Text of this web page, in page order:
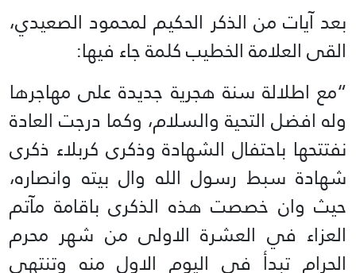
بعد آيات من الذكر الحكيم لمحمود الصعيدي،
القى العلامة الخطيب كلمة جاء فيها:
“مع اطلالة سنة هجرية جديدة على مهاجرها
وله افضل التحية والسلام، وكما درجت العادة
نفتتحها باحتفال الشهادة وذكرى كربلاء ذكرى
شهادة سبط رسول الله وال بيته وانصاره،
حيث وان خصصت هذه الذكرى باقامة مآتم
العزاء في العشرة الاولى من شهر محرم
الحرام تبدأ في اليوم الاول منه وتنتهي